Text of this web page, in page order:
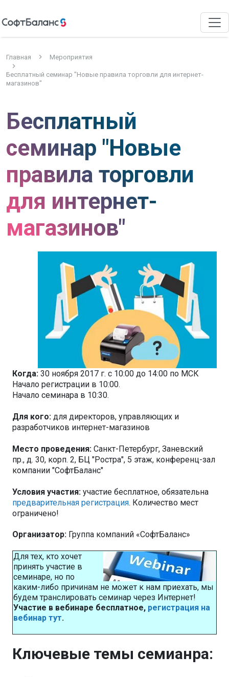
Главная Мероприятия
Бесплатный семинар "Новые правила торговли для интернет-
магазинов"
Бесплатный
семинар "Новые
правила торговли
для интернет-
магазинов"
Когда: 30 ноября 2017 г. c 10:00 до 14:00 по МСК
Начало регистрации в 10:00.
Начало семинара в 10:30.
Для кого: для директоров, управляющих и
разработчиков интернет-магазинов
Место проведения: Санкт-Петербург, Заневский
пр., д. 30, корп. 2, БЦ "Ростра", 5 этаж, конференц-зал
компании "СофтБаланс"
Условия участия: участие бесплатное, обязательна
предварительная регистрация. Количество мест
ограничено!
Организатор: Группа компаний «СофтБаланс»
Для тех, кто хочет
принять участие в
семинаре, но по
каким-либо причинам не может к нам приехать, мы
будем транслировать семинар через Интернет!
Участие в вебинаре бесплатное, регистрация на
вебинар тут.
Ключевые темы семианра: